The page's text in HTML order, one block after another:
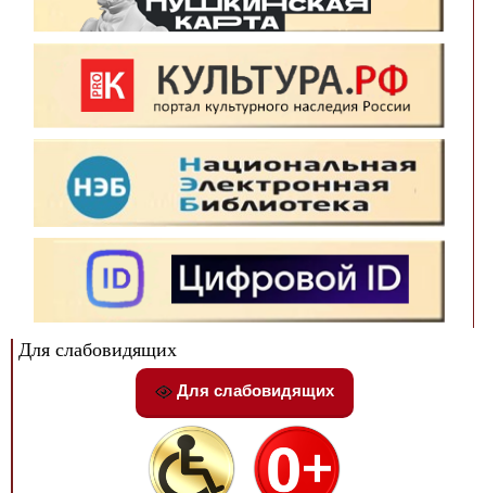
Для слабовидящих
Для слабовидящих